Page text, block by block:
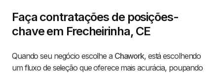
Faça contratações de posições-
chave em Frecheirinha, CE
Quando seu negócio escolhe a Chawork, está escolhendo
um fluxo de seleção que oferece mais acurácia, poupando